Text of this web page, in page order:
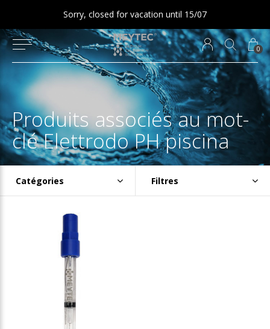
0
Sorry, closed for vacation until 15/07
Produits associés au mot-
clé Elettrodo PH piscina
Catégories Filtres